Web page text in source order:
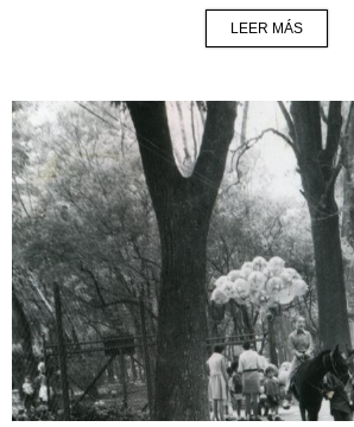
LEER MÁS